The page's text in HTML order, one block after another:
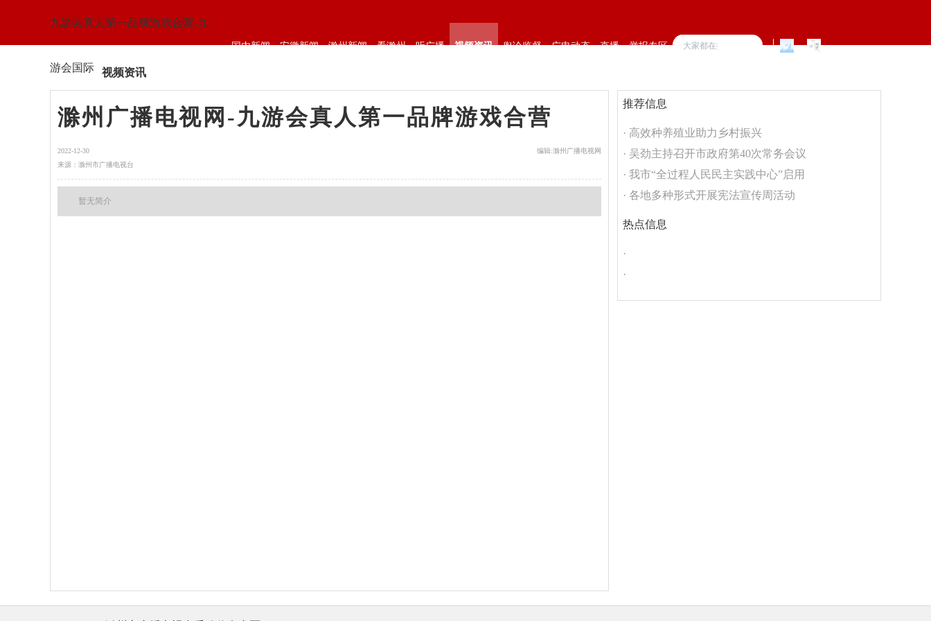
九游会真人第一品牌游戏合营-九
游会国际
国内新闻 安徽新闻 滁州新闻 看滁州 听广播 视频资讯 舆论监督 广电动态 直播 举报专区
视频资讯
滁州广播电视网-九游会真人第一品牌游戏合营
2022-12-30
来源：滁州市广播电视台
编辑:滁州广播电视网
暂无简介
推荐信息
· 高效种养殖业助力乡村振兴
· 吴劲主持召开市政府第40次常务会议
· 我市“全过程人民民主实践中心”启用
· 各地多种形式开展宪法宣传周活动
热点信息
·
·